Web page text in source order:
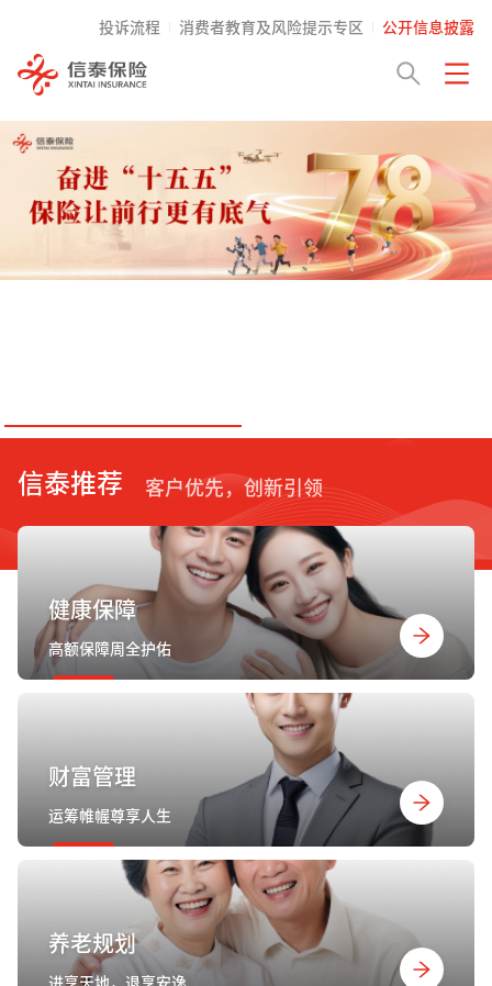
投诉流程 消费者教育及风险提示专区 公开信息披露
信泰推荐 客户优先，创新引领
健康保障
高额保障周全护佑
财富管理
运筹帷幄尊享人生
养老规划